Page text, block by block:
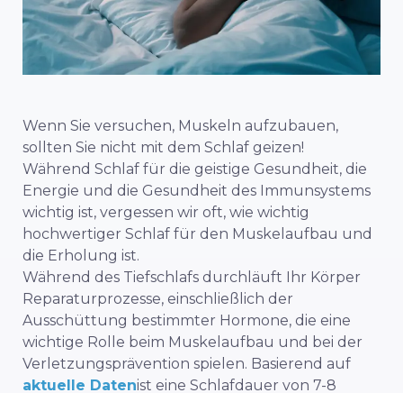
Wenn Sie versuchen, Muskeln aufzubauen,
sollten Sie nicht mit dem Schlaf geizen!
Während Schlaf für die geistige Gesundheit, die
Energie und die Gesundheit des Immunsystems
wichtig ist, vergessen wir oft, wie wichtig
hochwertiger Schlaf für den Muskelaufbau und
die Erholung ist.
Während des Tiefschlafs durchläuft Ihr Körper
Reparaturprozesse, einschließlich der
Ausschüttung bestimmter Hormone, die eine
wichtige Rolle beim Muskelaufbau und bei der
Verletzungsprävention spielen. Basierend auf
aktuelle Datenist eine Schlafdauer von 7-8